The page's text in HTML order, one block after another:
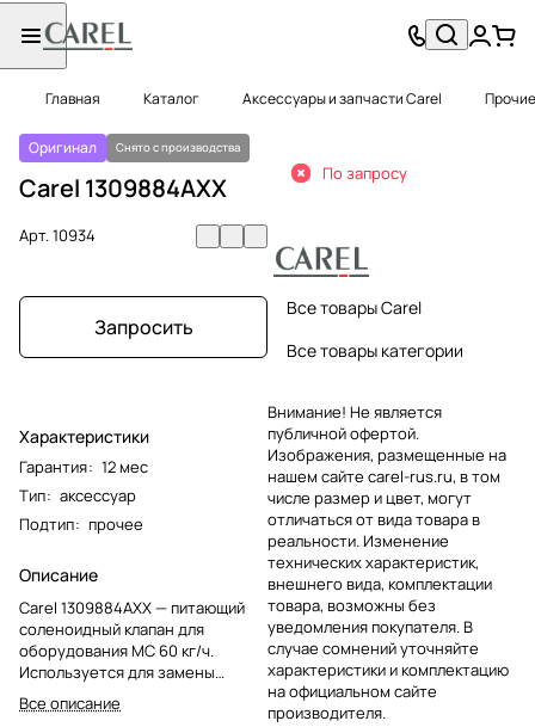
Главная Каталог Аксессуары и запчасти Carel
Оригинал Снято с производства
Carel 1309884AXX
Арт.10934
Запросить
Характеристики
Гарантия: 12 мес
Тип: аксессуар
Подтип: прочее
Описание
Carel 1309884AXX — питающий
соленоидный клапан для
оборудования MC 60 кг/ч.
Используется для замены
штатного узла подачи в
управляемом контуре.
Все описание
По запросу
Все товары Carel
Все товары категории
Внимание! Не является
публичной офертой.
Изображения, размещенные на
нашем сайте carel-rus.ru, в том
числе размер и цвет, могут
отличаться от вида товара в
реальности. Изменение
технических характеристик,
внешнего вида, комплектации
товара, возможны без
уведомления покупателя. В
случае сомнений уточняйте
характеристики и комплектацию
на официальном сайте
производителя.